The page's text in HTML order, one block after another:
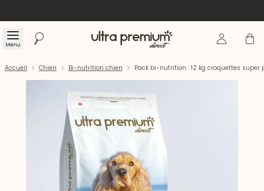
Menu Rechercher Accueil Se Panier
Accueil Chien Bi-nutrition chien Pack bi-nutrition : 12 kg croquettes